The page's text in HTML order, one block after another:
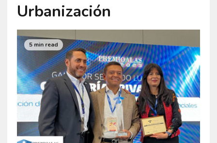
Urbanización
5 min read